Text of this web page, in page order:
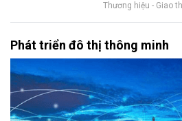
Thương hiệu - Giao
Phát triển đô thị thông minh